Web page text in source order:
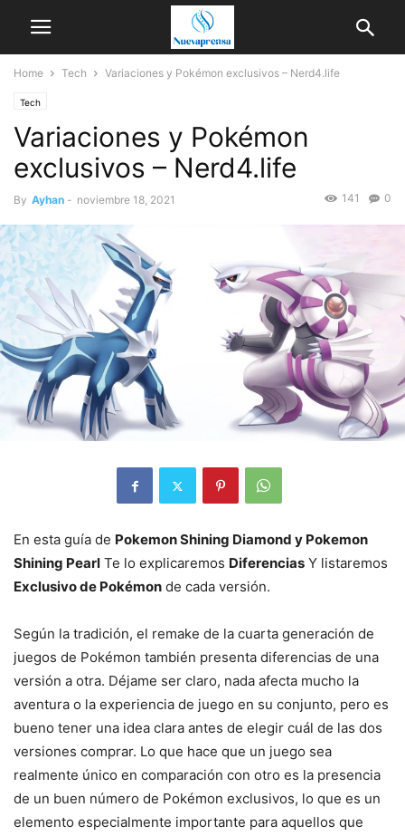
Home Tech Variaciones y Pokémon exclusivos – Nerd4.life
Tech
Variaciones y Pokémon
exclusivos – Nerd4.life
By Ayhan - noviembre 18, 2021 0
141
En esta guía de Pokemon Shining Diamond y Pokemon
Shining Pearl Te lo explicaremos Diferencias Y listaremos
Exclusivo de Pokémon de cada versión.
Según la tradición, el remake de la cuarta generación de
juegos de Pokémon también presenta diferencias de una
versión a otra. Déjame ser claro, nada afecta mucho la
aventura o la experiencia de juego en su conjunto, pero es
bueno tener una idea clara antes de elegir cuál de las dos
versiones comprar. Lo que hace que un juego sea
realmente único en comparación con otro es la presencia
de un buen número de Pokémon exclusivos, lo que es un
elemento especialmente importante para aquellos que